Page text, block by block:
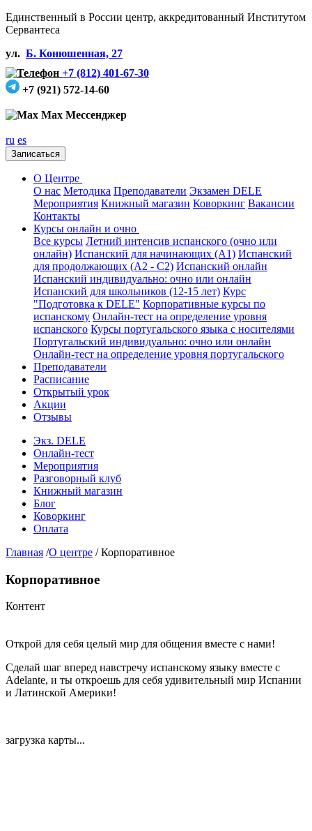
Единственный в России центр, аккредитованный Институтом
Сервантеса
ул. Б. Конюшенная, 27
+7 (812) 401-67-30
+7 (921) 572-14-60
Max Мессенджер
ru es
Записаться
О Центре
О нас Методика Преподаватели Экзамен DELE
Мероприятия Книжный магазин Коворкинг Вакансии
Контакты
Курсы онлайн и очно
Все курсы Летний интенсив испанского (очно или
онлайн) Испанский для начинающих (А1) Испанский
для продолжающих (А2 - С2) Испанский онлайн
Испанский индивидуально: очно или онлайн
Испанский для школьников (12-15 лет) Курс
"Подготовка к DELE" Корпоративные курсы по
испанскому Онлайн-тест на определение уровня
испанского Курсы португальского языка с носителями
Португальский индивидуально: очно или онлайн
Онлайн-тест на определение уровня португальского
Преподаватели
Расписание
Открытый урок
Акции
Отзывы
Экз. DELE
Онлайн-тест
Мероприятия
Разговорный клуб
Книжный магазин
Блог
Коворкинг
Оплата
Главная /О центре / Корпоративное
Корпоративное
Контент
Открой для себя целый мир для общения вместе с нами!
Сделай шаг вперед навстречу испанскому языку вместе с
Adelante, и ты откроешь для себя удивительный мир Испании
и Латинской Америки!
загрузка карты...